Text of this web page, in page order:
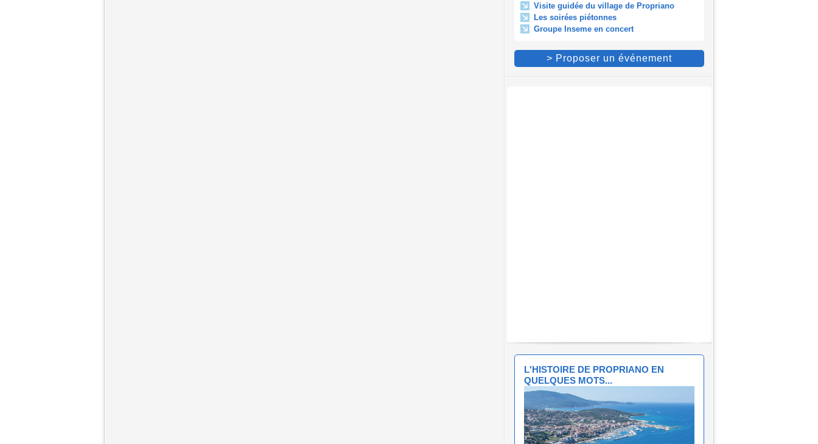
Visite guidée du village de Propriano
Les soirées piétonnes
Groupe Inseme en concert
> Proposer un événement
L'HISTOIRE DE PROPRIANO EN
QUELQUES MOTS...